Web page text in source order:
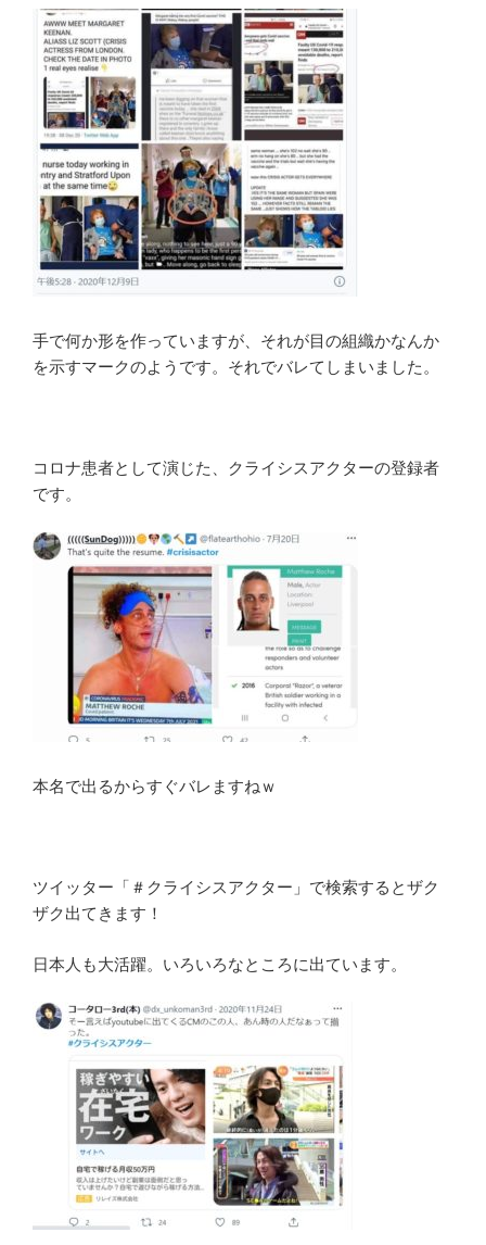
手で何か形を作っていますが、それが目の組織かなんか
を示すマークのようです。それでバレてしまいました。
コロナ患者として演じた、クライシスアクターの登録者
です。
本名で出るからすぐバレますねｗ
ツイッター「＃クライシスアクター」で検索するとザク
ザク出てきます！
日本人も大活躍。いろいろなところに出ています。